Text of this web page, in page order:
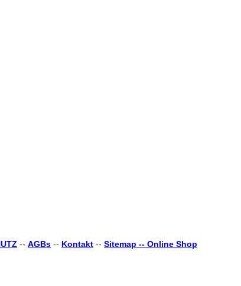
-- AGBs -- Kontakt -- Sitemap -- Online Shop